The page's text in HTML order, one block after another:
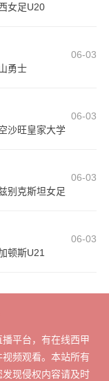
女足U20
06-03
勇士
06-03
沙旺皇家大学
06-03
别克斯坦女足
06-03
顿斯U21
平台，有在线西甲
频观看。本站所有
现侵权内容请及时